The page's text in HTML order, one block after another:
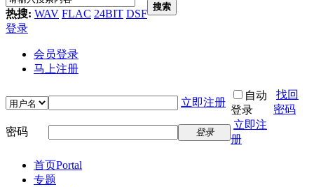
热搜: WAV FLAC 24BIT DSF
搜索
登录
会员登录
马上注册
立即注册
自动
登录
找回
密码
密码
登录
立即注
册
首页Portal
专题